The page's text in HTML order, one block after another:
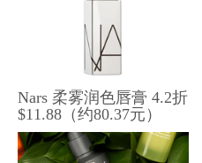
Nars 柔雾润色唇膏 4.2折
$11.88（约80.37元）